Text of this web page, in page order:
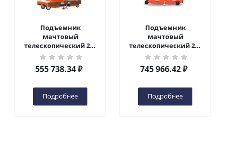
Подъемник
мачтовый
телескопический 200
кг 6 м TOR GTWY6-200S
DC 2-мачтовый
(автономный) (G) в
555 738.34₽
Подробнее
Подъемник
мачтовый
телескопический 200
кг 10 м TOR GTWY10-
200S DC 2-мачтовый
(автономный) (N) в
745 966.42₽
Подробнее